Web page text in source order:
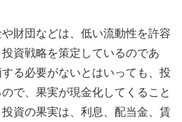
財団などは、低い流動性を許容
資戦略を策定しているのであ
る必要がないとはいっても、投
で、果実が現金化してくること
資の果実は、利息、配当金、賃